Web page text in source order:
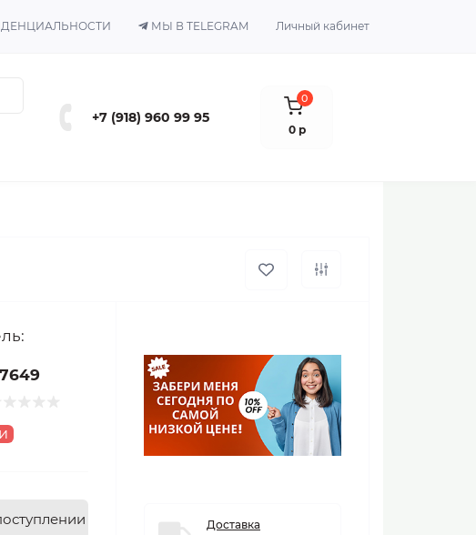
МЫ В TELEGRAM Личный кабинет
+7 (918) 960 99 95
0
0 р
Доставка